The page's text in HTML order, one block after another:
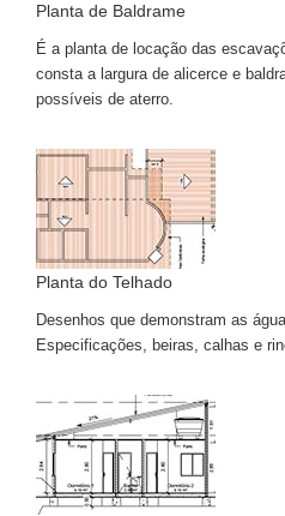
Planta de Baldrame
É a planta de locação das
consta a largura de alicerce e
possíveis de aterro.
Planta do Telhado
Desenhos que demonstram as
Especificações, beiras, calhas e